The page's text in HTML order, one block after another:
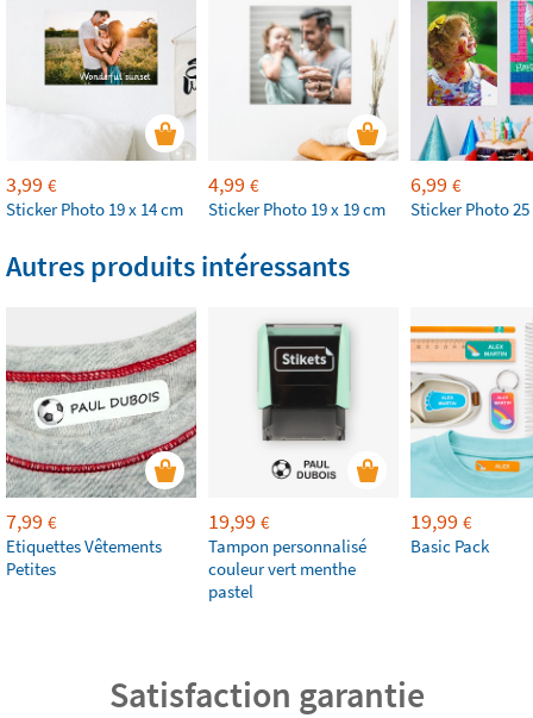
3,99 €
Sticker Photo 19 x 14 cm
4,99 €
Sticker Photo 19 x 19 cm
6,99 €
Sticker Photo 25
Autres produits intéressants
7,99 €
Etiquettes Vêtements
Petites
19,99 €
Tampon personnalisé
couleur vert menthe
pastel
19,99 €
Basic Pack
Satisfaction garantie